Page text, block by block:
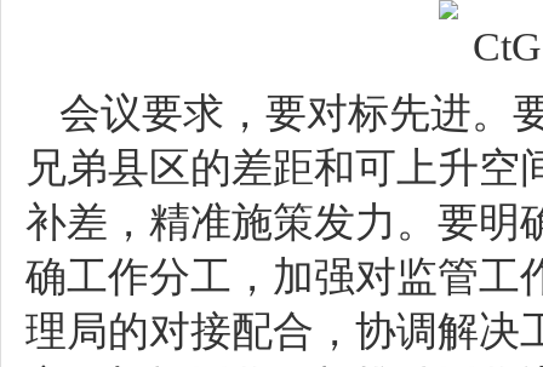
会议要求，要对标先进。
兄弟县区的差距和可上升
补差，精准施策发力。要明
确工作分工，加强对监管工
理局的对接配合，协调解决